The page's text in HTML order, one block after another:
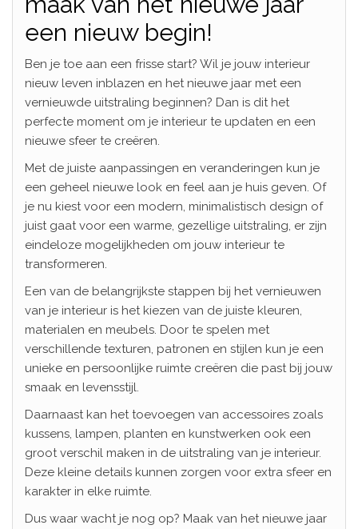
een nieuw begin!
Ben je toe aan een frisse start? Wil je jouw interieur
nieuw leven inblazen en het nieuwe jaar met een
vernieuwde uitstraling beginnen? Dan is dit het
perfecte moment om je interieur te updaten en een
nieuwe sfeer te creëren.
Met de juiste aanpassingen en veranderingen kun je
een geheel nieuwe look en feel aan je huis geven. Of
je nu kiest voor een modern, minimalistisch design of
juist gaat voor een warme, gezellige uitstraling, er zijn
eindeloze mogelijkheden om jouw interieur te
transformeren.
Een van de belangrijkste stappen bij het vernieuwen
van je interieur is het kiezen van de juiste kleuren,
materialen en meubels. Door te spelen met
verschillende texturen, patronen en stijlen kun je een
unieke en persoonlijke ruimte creëren die past bij jouw
smaak en levensstijl.
Daarnaast kan het toevoegen van accessoires zoals
kussens, lampen, planten en kunstwerken ook een
groot verschil maken in de uitstraling van je interieur.
Deze kleine details kunnen zorgen voor extra sfeer en
karakter in elke ruimte.
Dus waar wacht je nog op? Maak van het nieuwe jaar